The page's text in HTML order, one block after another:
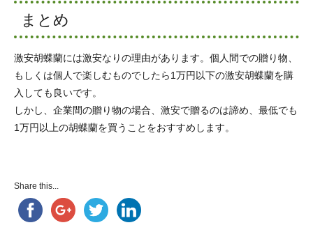
まとめ
激安胡蝶蘭には激安なりの理由があります。個人間での贈り物、
もしくは個人で楽しむものでしたら1万円以下の激安胡蝶蘭を購
入しても良いです。
しかし、企業間の贈り物の場合、激安で贈るのは諦め、最低でも
1万円以上の胡蝶蘭を買うことをおすすめします。
Share this...